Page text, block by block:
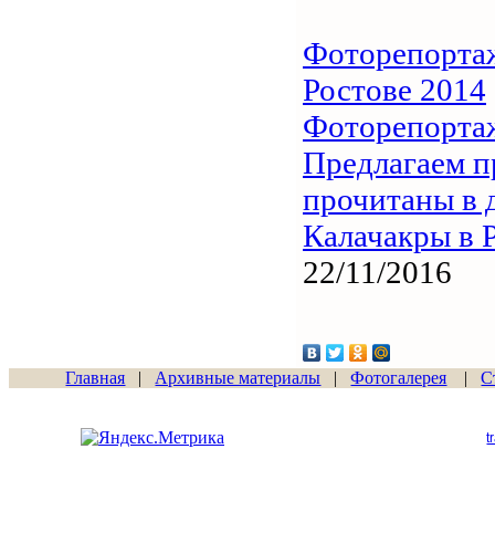
Ростове 2014
Предлагаем
прочитаны в
Калачакры в
22/11/2016
Главная | Архивные материалы |Фотогалерея |